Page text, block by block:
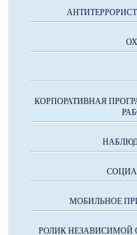
КОРПОРАТИВНАЯ
МОБИЛЬНОЕ
РОЛИК НЕЗАВИСИМОЙ